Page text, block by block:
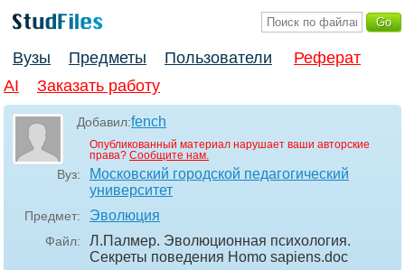
Вузы Предметы Пользователи
Реферат
AI
Заказать работу
Добавил:fench
Опубликованный материал нарушает ваши авторские
права? Сообщите нам.
Вуз:
Московский городской педагогический
университет
Предмет: Эволюция
Файл:
Л.Палмер. Эволюционная психология.
Секреты поведения Homo sapiens.doc